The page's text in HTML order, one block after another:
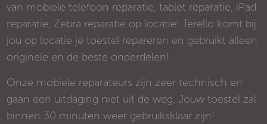
van mobiele telefoon reparatie, tablet reparatie, iPad
reparatie, Zebra reparatie op locatie! Terello komt bij
jou op locatie je toestel repareren en gebruikt alleen
originele en de beste onderdelen!
Onze mobiele reparateurs zijn zeer technisch en
gaan een uitdaging niet uit de weg. Jouw toestel zal
binnen 30 minuten weer gebruiksklaar zijn!